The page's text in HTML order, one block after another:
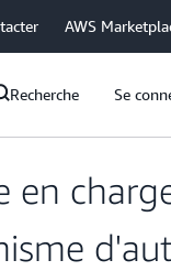
AWS
Recherche Se
en